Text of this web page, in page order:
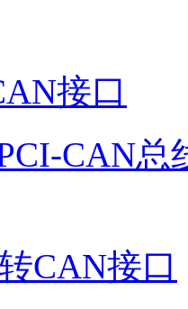
接口
CAN总
CAN接口